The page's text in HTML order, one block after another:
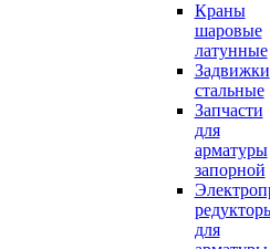
Краны
шаровые
латунные
Задвижки
стальные
Запчасти
для
арматуры
запорной
для